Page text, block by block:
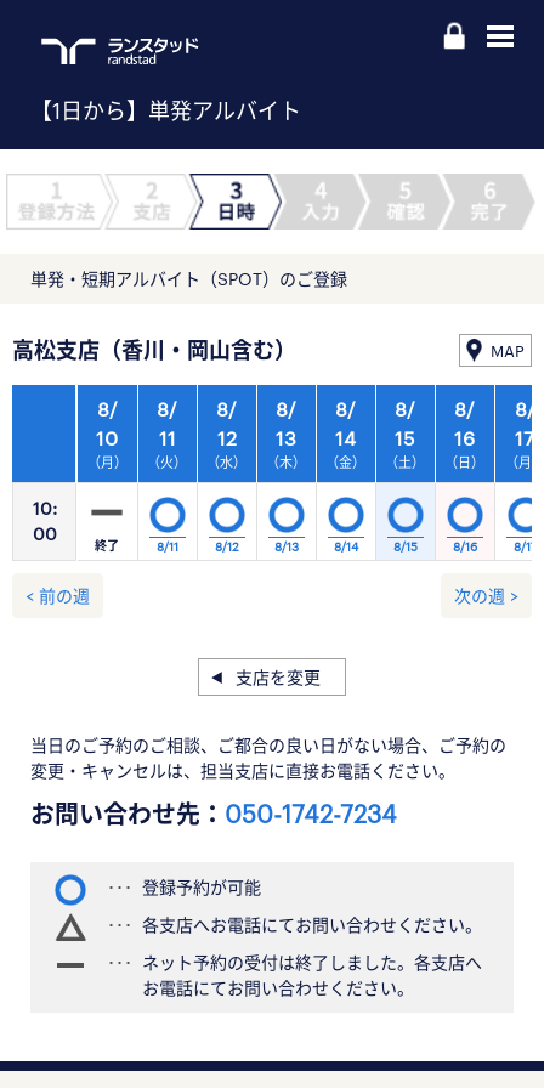
【1日から】単発アルバイト
単発・短期アルバイト（SPOT）のご登録
高松支店（香川・岡山含む） MAP
10:
00
8/
10
（月）
8/
11
（火）
8/
12
（水）
8/
13
（木）
8/
14
（金）
8/
15
（土）
8/
16
（日）
終了 8/11 8/12 8/13 8/14 8/15 8/16
8/
17
（月）
8/17
< 前の週 次の週 >
支店を変更
当日のご予約のご相談、ご都合の良い日がない場合、ご予約の
変更・キャンセルは、担当支店に直接お電話ください。
お問い合わせ先： 050-1742-7234
登録予約が可能
各支店へお電話にてお問い合わせください。
ネット予約の受付は終了しました。各支店へ
お電話にてお問い合わせください。